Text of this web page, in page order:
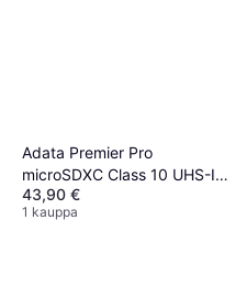
Adata Premier Pro
microSDXC Class 10 UHS-I
U3 V30 A2 100/80MB/s
128GB
43,90 €
1 kauppa